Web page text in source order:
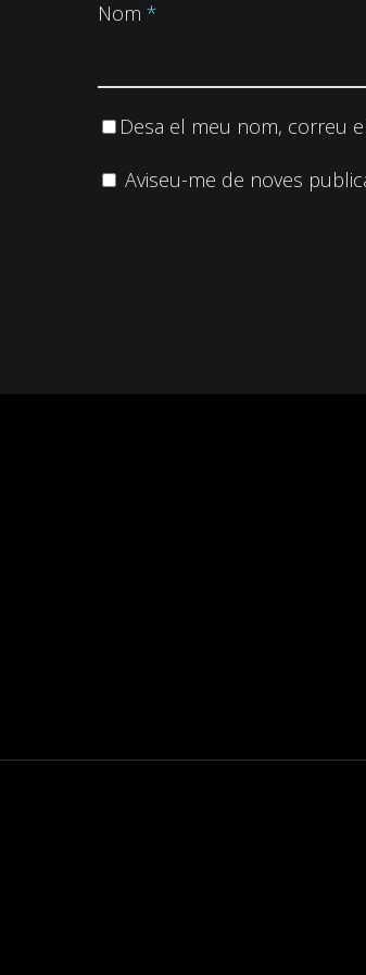
Nom *
Desa el meu nom, correu
Aviseu-me de noves